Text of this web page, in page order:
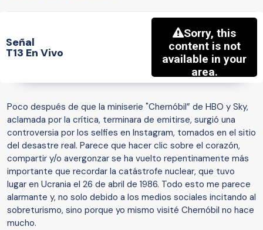
Señal
T13 En Vivo
Poco después de que la miniserie "Chernóbil” de HBO y Sky,
aclamada por la crítica, terminara de emitirse, surgió una
controversia por los selfies en Instagram, tomados en el sitio
del desastre real. Parece que hacer clic sobre el corazón,
compartir y/o avergonzar se ha vuelto repentinamente más
importante que recordar la catástrofe nuclear, que tuvo
lugar en Ucrania el 26 de abril de 1986. Todo esto me parece
alarmante y, no solo debido a los medios sociales incitando al
sobreturismo, sino porque yo mismo visité Chernóbil no hace
mucho.